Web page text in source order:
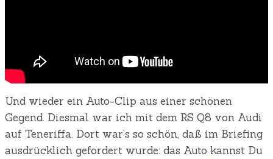
Und wieder ein Auto-Clip aus einer schönen
Gegend. Diesmal war ich mit dem RS Q8 von Audi
auf Teneriffa. Dort war’s so schön, daß im Briefing
ausdrücklich gefordert wurde: das Auto kannst Du